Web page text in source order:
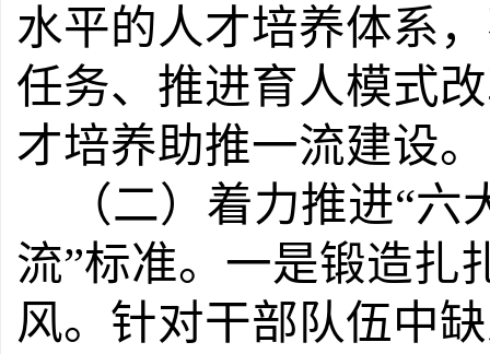
水平的人才培养体系
任务、推进育人模式
才培养助推一流建设。
（二）着力推进“六
流”标准。 一是锻造扎
风。 针对干部队伍中